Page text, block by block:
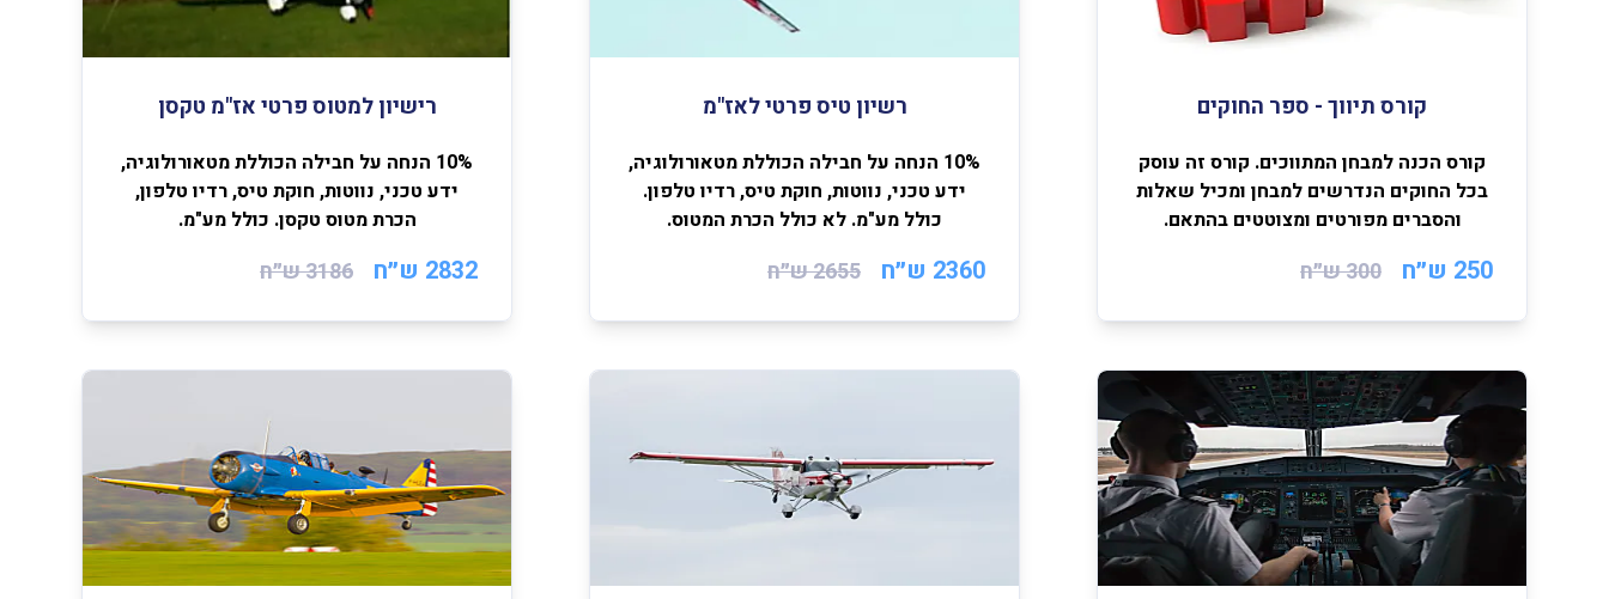
קורס תיווך - ספר החוקים
קורס הכנה למבחן המתווכים. קורס זה עוסק
בכל החוקים הנדרשים למבחן ומכיל שאלות
והסברים מפורטים ומצוטטים בהתאם.
250 ש״ח 300ש״ח
רשיון טיס פרטי לאז"מ
10% הנחה על חבילה הכוללת מטאורולוגיה,
ידע טכני, נווטות, חוקת טיס, רדיו טלפון.
כולל מע"מ. לא כולל הכרת המטוס.
2360 ש״ח 2655ש״ח
רישיון למטוס פרטי אז"מ טקסן
10% הנחה על חבילה הכוללת מטאורולוגיה,
ידע טכני, נווטות, חוקת טיס, רדיו טלפון,
הכרת מטוס טקסן. כולל מע"מ.
2832 ש״ח 3186ש״ח